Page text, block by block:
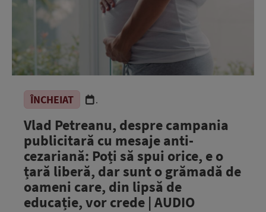
ÎNCHEIAT .
Vlad Petreanu, despre campania
publicitară cu mesaje anti-
cezariană: Poți să spui orice, e o
țară liberă, dar sunt o grămadă de
oameni care, din lipsă de
educație, vor crede | AUDIO